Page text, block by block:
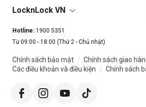
LocknLock VN
Hotline: 1900 5351
Từ 09:00 - 18:00 (Thứ 2 - Chủ nhật)
Chính sách bảo mật | Chính sách giao
Các điều khoản và điều kiện
| Chính sách